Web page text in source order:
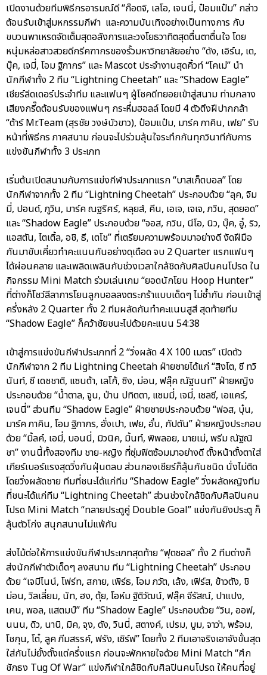
เปิดงานด้วยทีมพิธีกรอารมณ์ดี “ก๊อตจิ, เลโอ, เจนนี่, ป๋อมแป๋ม” กล่าว
ต้อนรับเข้าสู่มหกรรมกีฬา และความบันเทิงอย่างเป็นทางการ กับ
ขบวนพาเหรดจัดเต็มสุดอลังการและวงโยธวาทิตสุดตื่นตาตื่นใจ โดย
หนุ่มหล่อสาวสวยดีกรีคฑากรของรั้วมหาวิทยาลัยอย่าง “ดัง, เอิร์น, เต,
บุ๊ค, เจมี่, โอม ฐิภากร” และ Mascot ประจำงานสุดคิ้วท์ “โคเม่” นำ
นักกีฬาทั้ง 2 ทีม “Lightning Cheetah” และ “Shadow Eagle”
เชียร์ลีดเดอร์ประจำทีม และแฟนๆ ผู้โชคดีทยอยเข้าสู่สนาม ท่ามกลาง
เสียงกรี๊ดต้อนรับของแฟนๆ กระหึ่มฮอลล์ โดยมี 4 ตัวตึงฝีปากกล้า
“ต้าร์ Mr.Team (สุรชัย วงษ์บัวขาว), ป๋อมแป๋ม, มาร์ค ภาคิน, เฟย” รับ
หน้าที่พิธีกร ภาคสนาม ก่อนจะไปร่วมลุ้นใจระทึกกันทุกวินาทีกับการ
แข่งขันกีฬาทั้ง 3 ประเภท
เริ่มต้นเปิดสนามกับการแข่งกีฬาประเภทแรก “บาสเก็ตบอล” โดย
นักกีฬาจากทั้ง 2 ทีม “Lightning Cheetah” ประกอบด้วย “ลุค, จิม
มี่, ปอนด์, ภูวิน, มาร์ค ณฐริศร์, หลุยส์, คีน, เอเจ, เจเจ, ภวิน, สุดยอด”
และ “Shadow Eagle” ประกอบด้วย “จอส, กวิน, นีโอ, นิว, บุ๊ค, อู๋, ริว,
แอสตัน, ไตเติ้ล, อชิ, ธี, เตโช” ที่เตรียมความพร้อมมาอย่างดี งัดฝีมือ
กันมาขับเคี่ยวทำคะแนนกันอย่างดุเดือด จบ 2 Quarter แรกแฟนๆ
ได้ผ่อนคลาย และเพลิดเพลินกับช่วงเวลาใกล้ชิดกับศิลปินคนโปรด ใน
กิจกรรม Mini Match ร่วมเล่นเกม “ยอดนักโยน Hoop Hunter”
ที่ต่างก็โชว์ลีลาการโยนลูกบอลลงตระกร้าแบบเด็ดๆ ไม่ซ้ำกัน ก่อนเข้าสู่
ครึ่งหลัง 2 Quarter ทั้ง 2 ทีมผลัดกันทำคะแนนสูสี สุดท้ายทีม
“Shadow Eagle” ก็คว้าชัยชนะไปด้วยคะแนน 54:38
เข้าสู่การแข่งขันกีฬาประเภทที่ 2 “วิ่งผลัด 4 X 100 เมตร” เปิดตัว
นักกีฬาจาก 2 ทีม Lightning Cheetah ฝ่ายชายได้แก่ “สิงโต, ซี ทวิ
นันท์, ซี เดชชาติ, แซนต้า, เลโก้, ซิง, ม่อน, ฟลุ๊ค ณัฐนนท์” ฝ่ายหญิง
ประกอบด้วย “น้ำตาล, จูน, ป่าน ปทิตตา, แซมมี่, เจมี่, เซลซี, เอแคร์,
เจนนี่” ส่วนทีม “Shadow Eagle” ฝ่ายชายประกอบด้วย “ฟอส, บุ๋น,
มาร์ค ภาคิน, โอม ฐิภากร, อั่งเปา, เฟย, อั๋น, กัปตัน” ฝ่ายหญิงประกอบ
ด้วย “มิ้ลค์, เอมี่, บอนนี่, มิวนิค, มิ้นท์, พิพลอย, มายเม่, พรีม ณัฐณิ
ชา” งานนี้ทั้งสองทีม ชาย-หญิง ที่ซุ่มฟิตซ้อมมาอย่างดี ตั้งหน้าตั้งตาใส่
เกียร์เบอร์แรงสุดวิ่งกันฝุ่นตลบ ส่วนกองเชียร์ก็ลุ้นกันชนิด นั่งไม่ติด
โดยวิ่งผลัดชาย ทีมที่ชนะได้แก่ทีม “Shadow Eagle” วิ่งผลัดหญิงทีม
ที่ชนะได้แก่ทีม “Lightning Cheetah” ส่วนช่วงใกล้ชิดกับศิลปินคน
โปรด Mini Match “ทลายประตูคู่ Double Goal” แข่งกันยิงประตู ก็
ลุ้นตัวโก่ง สนุกสนานไม่แพ้กัน
ส่งไม้ต่อให้การแข่งขันกีฬาประเภทสุดท้าย “ฟุตซอล” ทั้ง 2 ทีมต่างก็
ส่งนักกีฬาตัวเด็ดๆ ลงสนาม ทีม “Lightning Cheetah” ประกอบ
ด้วย “เจมีไนน์, โฟร์ท, สกาย, เพิร์ธ, โอม ภวัต, เล้ง, เฟิร์ส, ข้าวตัง, ชิ
ม่อน, วิลเลี่ยม, นัท, ฮง, ตุ้ย, โอห์ม ฐิติวัฒน์, ฟลุ๊ค จีรัสณ์, ปาแปง,
เคน, พอล, แสตมป์” ทีม “Shadow Eagle” ประกอบด้วย “วิน, ออฟ,
นนน, ดิว, นานิ, มิค, จุง, ดัง, วินนี่, สตางค์, เปรม, บูม, จาว่า, พร้อม,
โชกุน, โต๋, ลูค ภีมสรรค์, ฟรัง, เซิร์ฟ” โดยทั้ง 2 ทีมเอาจริงเอาจังขั้นสุด
ใส่กันไม่ยั้งตั้งแต่ครึ่งแรก ก่อนจะพักหายใจด้วย Mini Match “ศึก
ชักธง Tug Of War” แข่งกีฬาใกล้ชิดกับศิลปินคนโปรด ให้คนที่อยู่